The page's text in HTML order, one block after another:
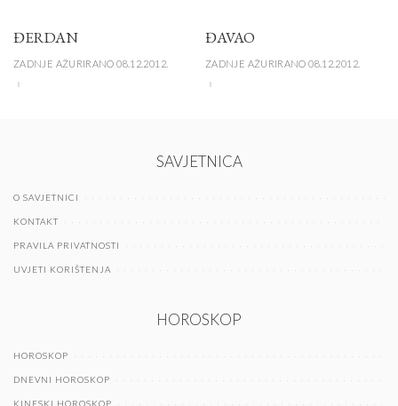
ĐERDAN
ZADNJE AŽURIRANO 08.12.2012.
ĐAVAO
ZADNJE AŽURIRANO 08.12.2012.
SAVJETNICA
O SAVJETNICI
KONTAKT
PRAVILA PRIVATNOSTI
UVJETI KORIŠTENJA
HOROSKOP
HOROSKOP
DNEVNI HOROSKOP
KINESKI HOROSKOP